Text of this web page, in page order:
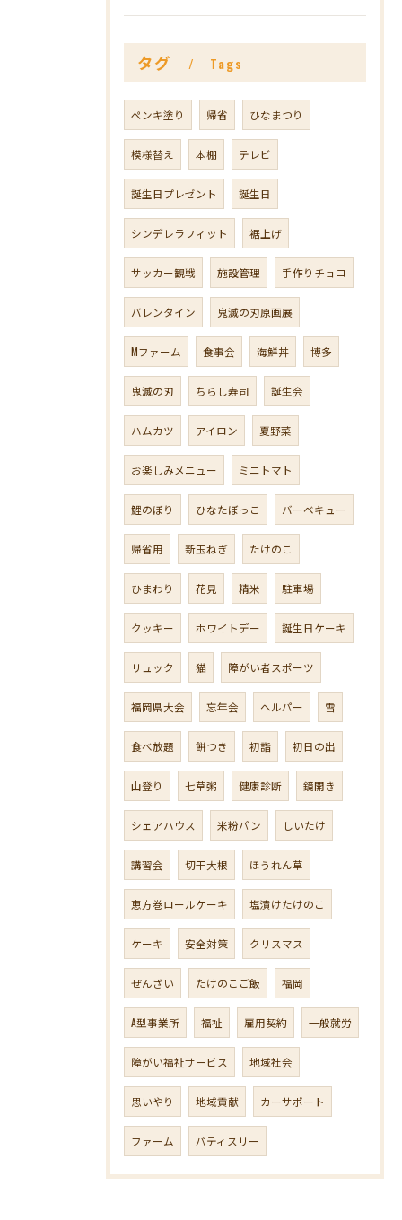
タグ Tags
ペンキ塗り 帰省 ひなまつり
模様替え 本棚 テレビ
誕生日プレゼント 誕生日
シンデレラフィット 裾上げ
サッカー観戦 施設管理 手作りチョコ
バレンタイン 鬼滅の刃原画展
Mファーム 食事会 海鮮丼 博多
鬼滅の刃 ちらし寿司 誕生会
ハムカツ アイロン 夏野菜
お楽しみメニュー ミニトマト
鯉のぼり ひなたぼっこ バーベキュー
帰省用 新玉ねぎ たけのこ
ひまわり 花見 精米 駐車場
クッキー ホワイトデー 誕生日ケーキ
リュック 猫 障がい者スポーツ
福岡県大会 忘年会 ヘルパー 雪
食べ放題 餅つき 初詣 初日の出
山登り 七草粥 健康診断 鏡開き
シェアハウス 米粉パン しいたけ
講習会 切干大根 ほうれん草
恵方巻ロールケーキ 塩漬けたけのこ
ケーキ 安全対策 クリスマス
ぜんざい たけのこご飯 福岡
A型事業所 福祉 雇用契約 一般就労
障がい福祉サービス 地域社会
思いやり 地域貢献 カーサポート
ファーム パティスリー